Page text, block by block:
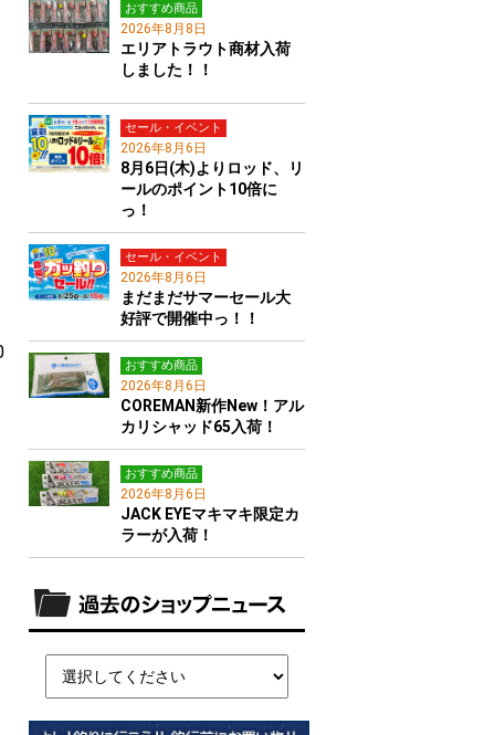
おすすめ商品
2026年8月8日
エリアトラウト商材入荷
しました！！
セール・イベント
2026年8月6日
8月6日(木)よりロッド、リ
ールのポイント10倍に
っ！
セール・イベント
2026年8月6日
まだまだサマーセール大
好評で開催中っ！！
おすすめ商品
2026年8月6日
COREMAN新作New！アル
カリシャッド65入荷！
おすすめ商品
2026年8月6日
JACK EYEマキマキ限定カ
ラーが入荷！